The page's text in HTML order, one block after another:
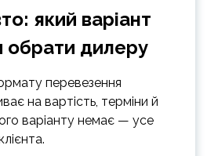
який варіант
обрати дилеру
перевезення
на вартість, терміни й
варіанту немає — усе